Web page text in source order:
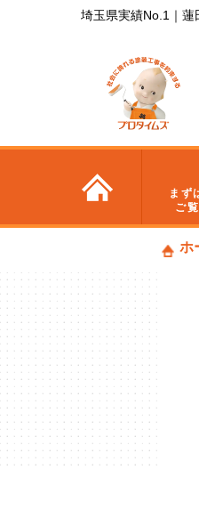
埼玉県実績No.1｜
まず
ご
ホ